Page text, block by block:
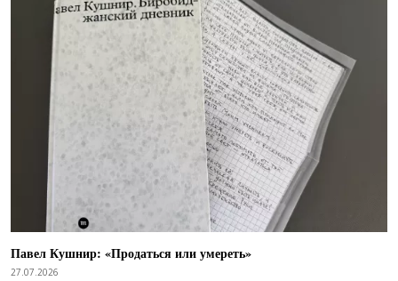
Павел Кушнир: «Продаться или умереть»
27.07.2026